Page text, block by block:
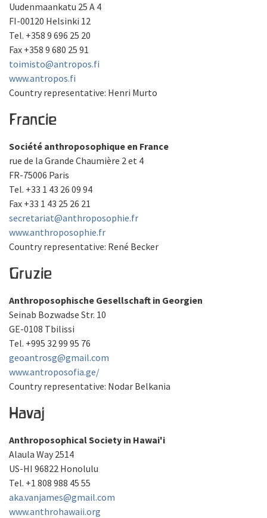
Uudenmaankatu 25 A 4
FI-00120 Helsinki 12
Tel. +358 9 696 25 20
Fax +358 9 680 25 91
toimisto@antropos.fi
www.antropos.fi
Country representative: Henri Murto
Francie
Société anthroposophique en France
rue de la Grande Chaumière 2 et 4
FR-75006 Paris
Tel. +33 1 43 26 09 94
Fax +33 1 43 25 26 21
secretariat@anthroposophie.fr
www.anthroposophie.fr
Country representative: René Becker
Gruzie
Anthroposophische Gesellschaft in Georgien
Seinab Bozwadse Str. 10
GE-0108 Tbilissi
Tel. +995 32 99 95 76
geoantrosg@gmail.com
www.antroposofia.ge/
Country representative: Nodar Belkania
Havaj
Anthroposophical Society in Hawai'i
Alaula Way 2514
US-HI 96822 Honolulu
Tel. +1 808 988 45 55
aka.vanjames@gmail.com
www.anthrohawaii.org